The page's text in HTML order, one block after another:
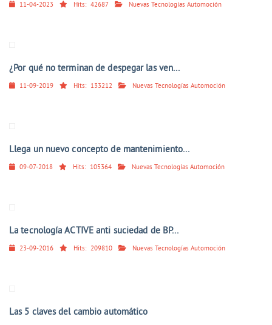
11-04-2023 Hits: 42687 Nuevas Tecnologías Automoción
¿Por qué no terminan de despegar las ven...
11-09-2019 Hits: 133212 Nuevas Tecnologías Automoción
Llega un nuevo concepto de mantenimiento...
09-07-2018 Hits: 105364 Nuevas Tecnologías Automoción
La tecnología ACTIVE anti suciedad de BP...
23-09-2016 Hits: 209810 Nuevas Tecnologías Automoción
Las 5 claves del cambio automático